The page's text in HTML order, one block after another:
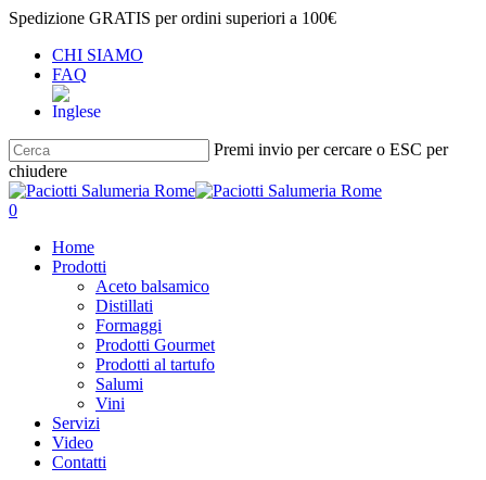
Salta
contenuto
principale
Spedizione GRATIS per ordini superiori a 100€
CHI SIAMO
FAQ
Premi invio per cercare o ESC per
chiudere
Chiudi
ricerca
cerca
account
0
Home
Prodotti
Aceto balsamico
Distillati
Formaggi
Prodotti Gourmet
Prodotti al tartufo
Salumi
Vini
Servizi
Video
Contatti